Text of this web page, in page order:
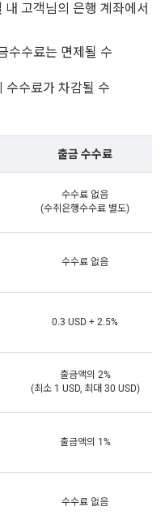
내 고객님의 은행 계좌에서
수수료는 면제될 수
수수료가 차감될 수
출금 수수료
수수료 없음
(수취은행수수료 별도)
수수료 없음
0.3 USD + 2.5%
출금액의 2%
(최소 1 USD, 최대 30 USD)
출금액의 1%
수수료 없음